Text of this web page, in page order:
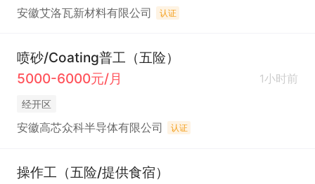
安徽艾洛瓦新材料有限公司 认证
喷砂/Coating普工（五险）
5000-6000元/月
1小时前
经开区
安徽高芯众科半导体有限公司 认证
操作工（五险/提供食宿）